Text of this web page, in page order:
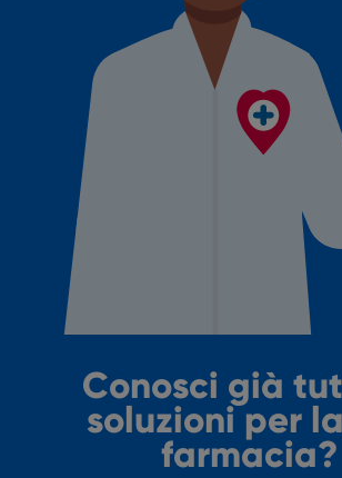
Conosci già
soluzioni per
farmacia?